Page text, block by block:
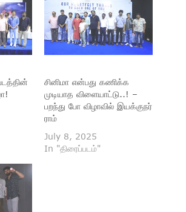
சினிமா என்பது கணிக்க
முடியாத விளையாட்டு..! –
பறந்து போ விழாவில் இயக்குநர்
ராம்
July 8, 2025
In "திரைப்படம்"